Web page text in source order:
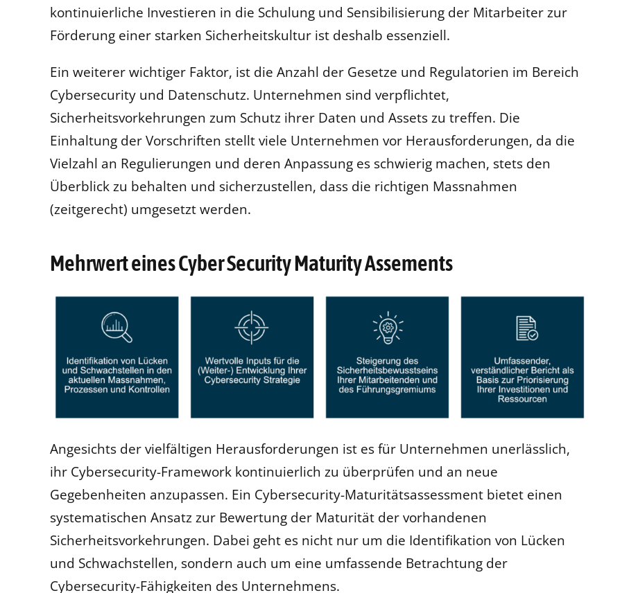
kontinuierliche Investieren in die Schulung und Sensibilisierung der Mitarbeiter zur
Förderung einer starken Sicherheitskultur ist deshalb essenziell.
Ein weiterer wichtiger Faktor, ist die Anzahl der Gesetze und Regulatorien im Bereich
Cybersecurity und Datenschutz. Unternehmen sind verpflichtet,
Sicherheitsvorkehrungen zum Schutz ihrer Daten und Assets zu treffen. Die
Einhaltung der Vorschriften stellt viele Unternehmen vor Herausforderungen, da die
Vielzahl an Regulierungen und deren Anpassung es schwierig machen, stets den
Überblick zu behalten und sicherzustellen, dass die richtigen Massnahmen
(zeitgerecht) umgesetzt werden.
Mehrwert eines Cyber Security Maturity Assements
Angesichts der vielfältigen Herausforderungen ist es für Unternehmen unerlässlich,
ihr Cybersecurity-Framework kontinuierlich zu überprüfen und an neue
Gegebenheiten anzupassen. Ein Cybersecurity-Maturitätsassessment bietet einen
systematischen Ansatz zur Bewertung der Maturität der vorhandenen
Sicherheitsvorkehrungen. Dabei geht es nicht nur um die Identifikation von Lücken
und Schwachstellen, sondern auch um eine umfassende Betrachtung der
Cybersecurity-Fähigkeiten des Unternehmens.